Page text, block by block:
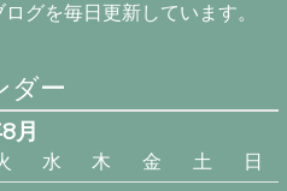
グを毎日更新しています。
ダー
月
水 木 金 土
日